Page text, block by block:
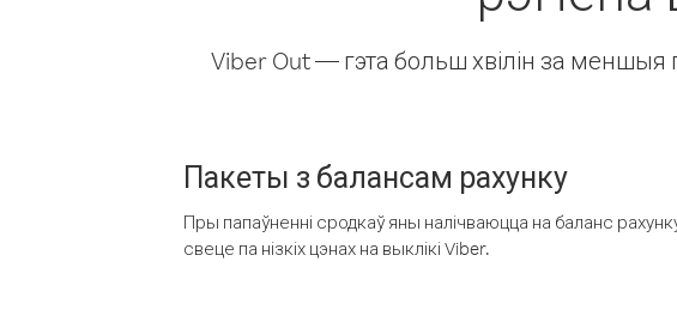
Viber Out — гэта больш хвілін за меншыя
Пакеты з балансам рахунку
Пры папаўненні сродкаў яны налічваюцца на баланс
свеце па нізкіх цэнах на выклікі Viber.